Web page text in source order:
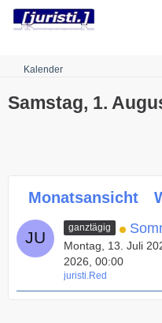
Robots.txt
Kalender
Samstag, 1.
Monatsansicht
ganztägig
Montag, 13. Juli
2026, 00:00
juristi.Red